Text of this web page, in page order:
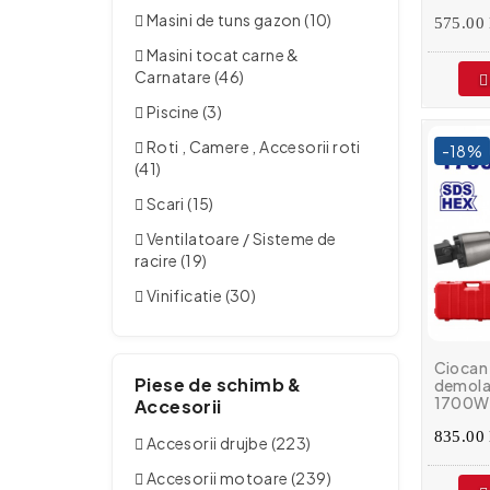
Masini de tuns gazon (10)
Masini tocat carne &
Carnatare (46)
Piscine (3)
Roti , Camere , Accesorii roti
(41)
Scari (15)
Ventilatoare / Sisteme de
racire (19)
Vinificatie (30)
Piese de schimb &
Accesorii
Accesorii drujbe (223)
Accesorii motoare (239)
, Model
575.00
-18%
1400
835.00